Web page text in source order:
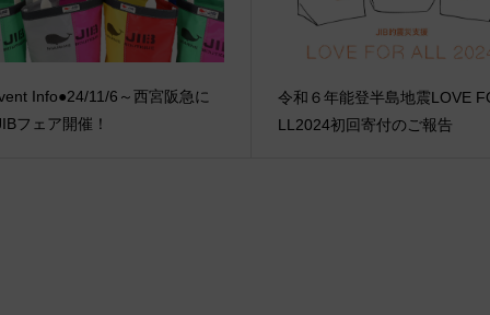
Info●24/11/6～西宮阪急に
フェア開催！
令和６年能登半島地震LOVE
LL2024初回寄付のご報告